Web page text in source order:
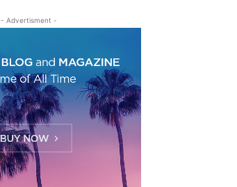
- Advertisment -